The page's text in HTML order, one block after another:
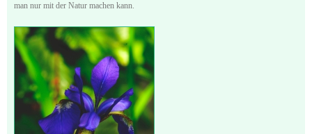
man nur mit der Natur machen kann.